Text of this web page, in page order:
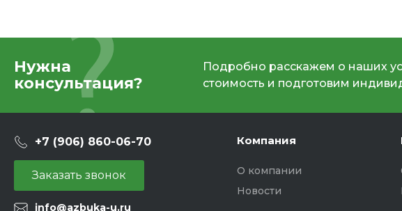
Нужна
консультация?
Подробно расскажем о наших
стоимость и подготовим
+7 (906) 860-06-70
Заказать звонок
info@azbuka-u.ru
Компания
О компании
Новости